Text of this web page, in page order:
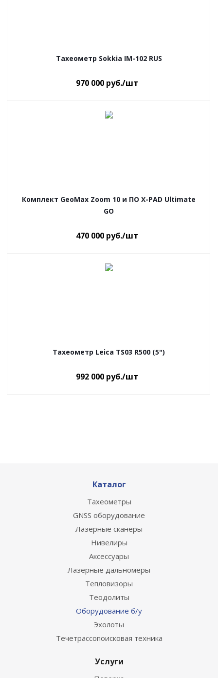
Тахеометр Sokkia IM-102 RUS
970 000 руб./шт
Комплект GeoMax Zoom 10 и ПО X-PAD Ultimate
GO
470 000 руб./шт
Тахеометр Leica TS03 R500 (5")
992 000 руб./шт
Каталог
Тахеометры
GNSS оборудование
Лазерные сканеры
Нивелиры
Аксессуары
Лазерные дальномеры
Тепловизоры
Теодолиты
Оборудование б/у
Эхолоты
Течетрассопоисковая техника
Услуги